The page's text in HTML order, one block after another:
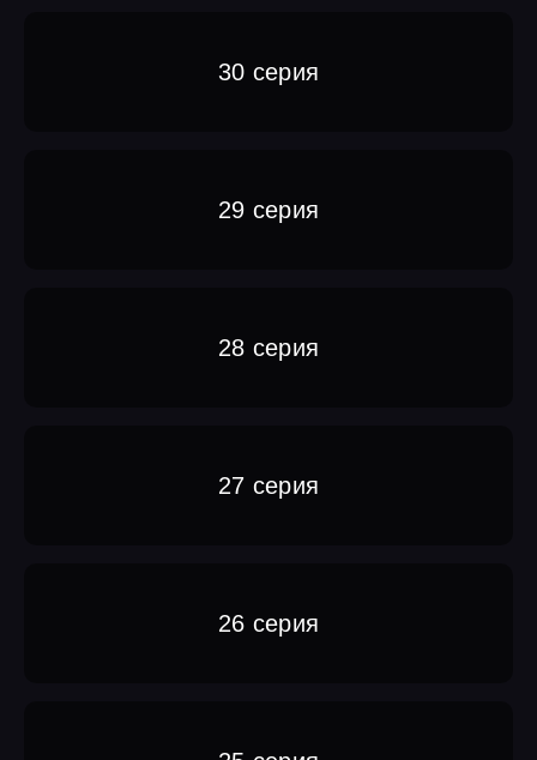
30 серия
29 серия
28 серия
27 серия
26 серия